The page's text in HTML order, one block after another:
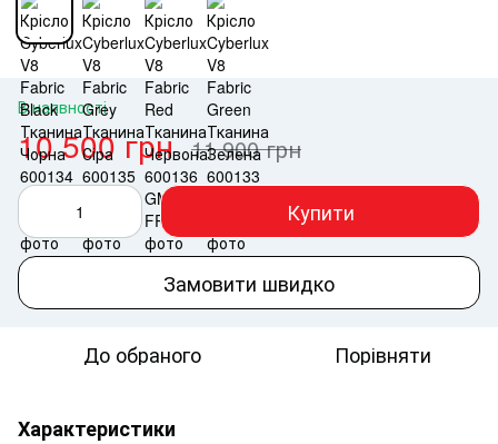
В наявності
10 500 грн 11 900 грн
Купити
Замовити швидко
До обраного Порівняти
Характеристики